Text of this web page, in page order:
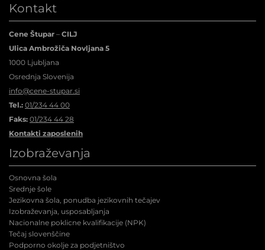
Kontakt
Cene Štupar – CILJ
Ulica Ambrožiča Novljana 5
1000 Ljubljana
Osrednja Slovenija
info@cene-stupar.si
Tel.: 01/234 44 00
Faks: 01/234 44 28
Kontakti zaposlenih
Izobraževanja
Osnovna šola
Srednje šole
Jezikovna šola, ponudba jezikovnih tečajev
Izobraževanja, usposabljanja
Nacionalne poklicne kvalifikacije (NPK)
Tečaj slovenščine
Podporno okolje za podjetništvo